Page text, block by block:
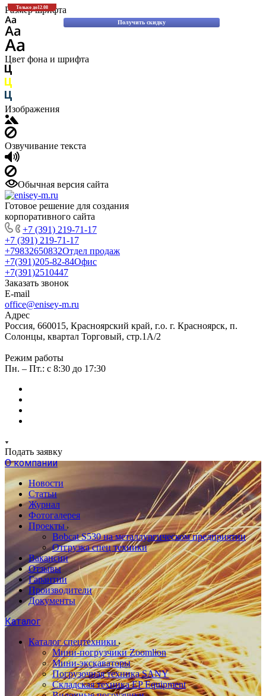
Только до12.08
Получить скидку
Размер шрифта
Цвет фона и шрифта
Изображения
Озвучивание текста
Обычная версия сайта
Готовое решение для создания
корпоративного сайта
+7 (391) 219-71-17
+7 (391) 219-71-17
+79832650832Отдел продаж
+7(391)205-82-84Офис
+7(391)2510447
Заказать звонок
E-mail
office@enisey-m.ru
Адрес
Россия, 660015, Красноярский край, г.о. г. Красноярск, п.
Солонцы, квартал Торговый, стр.1А/2
Режим работы
Пн. – Пт.: c 8:30 до 17:30
Подать заявку
О компании
Новости
Статьи
Журнал
Фотогалерея
Проекты
Bobcat S530 на металлургическом предприятии
Отгрузка спец техники
Вакансии
Отзывы
Гарантии
Производители
Документы
Каталог
Каталог спецтехники
Мини-погрузчики Zoomlion
Мини-экскаваторы
Погрузочная техника SANY
Складская техника EP Equipment